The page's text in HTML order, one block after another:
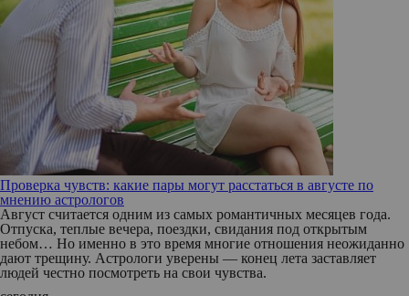
Проверка чувств: какие пары могут расстаться в августе по
мнению астрологов
Август считается одним из самых романтичных месяцев года.
Отпуска, теплые вечера, поездки, свидания под открытым
небом… Но именно в это время многие отношения неожиданно
дают трещину. Астрологи уверены — конец лета заставляет
людей честно посмотреть на свои чувства.